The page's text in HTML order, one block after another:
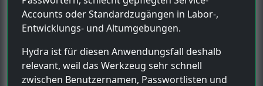
Accounts oder Standardzugängen in Labor-,
Entwicklungs- und Altumgebungen.
Hydra ist für diesen Anwendungsfall deshalb
relevant, weil das Werkzeug sehr schnell
zwischen Benutzernamen, Passwortlisten und